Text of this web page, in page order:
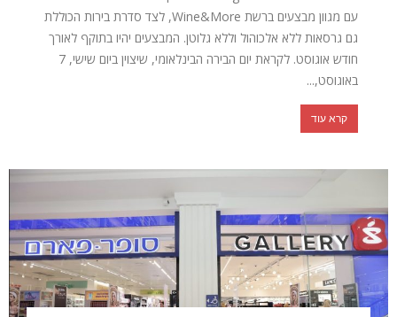
עם מגוון מבצעים ברשת Wine&More, לצד סדרת בירות הכוללת
גם גרסאות ללא אלכוהול וללא גלוטן. המבצעים יהיו בתוקף לאורך
חודש אוגוסט. לקראת יום הבירה הבינלאומי, שיצוין ביום שישי, 7
באוגוסט,...
קרא עוד